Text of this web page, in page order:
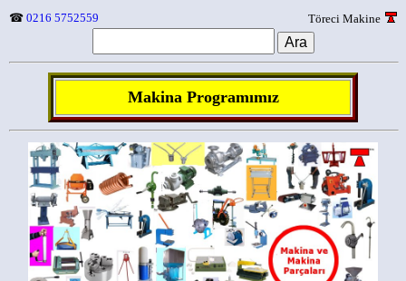
☎ 0216 5752559 Töreci Makine
Makina Programımız